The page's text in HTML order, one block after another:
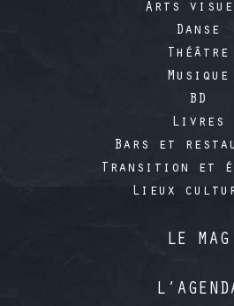
Arts
Danse
Théâtre
Musique
BD
Livres
Bars et
Transition et
Lieux
LE MAG